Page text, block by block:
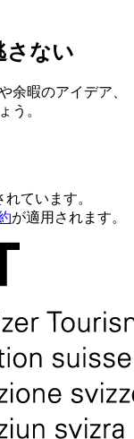
さない
余暇のアイデア、
う。
ています。
が適用されます。